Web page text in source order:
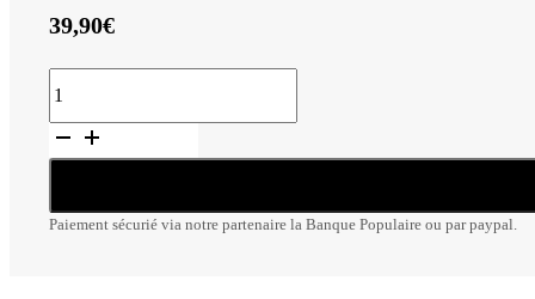
39,90€
de
Bloque-
Paiement sécurié via notre partenaire la Banque Populaire ou par paypal.